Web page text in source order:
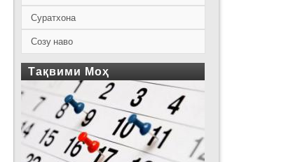
Суратхона
Созу наво
Тақвими Моҳ